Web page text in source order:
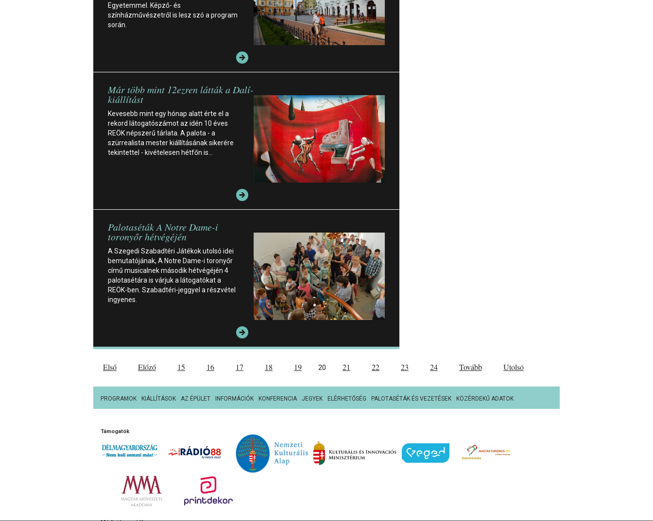
Egyetemmel. Képző- és
színházművészetről is lesz szó a program
során.
Már több mint 12ezren látták a Dalí-
kiállítást
Kevesebb mint egy hónap alatt érte el a
rekord látogatószámot az idén 10 éves
REÖK népszerű tárlata. A palota - a
szürrealista mester kiállításának sikerére
tekintettel - kivételesen hétfőn is…
Palotaséták A Notre Dame-i
toronyőr hétvégéjén
A Szegedi Szabadtéri Játékok utolsó idei
bemutatójának, A Notre Dame-i toronyőr
című musicalnek második hétvégéjén 4
palotasétára is várjuk a látogatókat a
REÖK-ben. Szabadtéri-jeggyel a részvétel
ingyenes.
Első Előző 15 16 17 18 19 20 21 22 23 24 Tovább Utolsó
PROGRAMOK KIÁLLÍTÁSOK AZ ÉPÜLET INFORMÁCIÓK KONFERENCIA JEGYEK ELÉRHETŐSÉG PALOTASÉTÁK ÉS VEZETÉSEK KÖZÉRDEKŰ ADATOK
Támogatók